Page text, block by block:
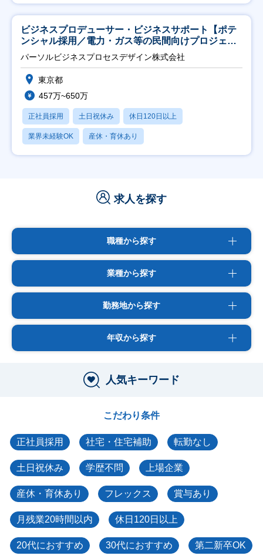
ビジネスプロデューサー・ビジネスサポート【ポテ
ンシャル採用／電力・ガス等の民間向けプロジェク
ト推進】
パーソルビジネスプロセスデザイン株式会社
東京都
457万~650万
正社員採用 土日祝休み 休日120日以上
業界未経験OK 産休・育休あり
求人を探す
職種から探す
業種から探す
勤務地から探す
年収から探す
人気キーワード
こだわり条件
正社員採用 社宅・住宅補助 転勤なし
土日祝休み 学歴不問 上場企業
産休・育休あり フレックス 賞与あり
月残業20時間以内 休日120日以上
20代におすすめ 30代におすすめ 第二新卒OK